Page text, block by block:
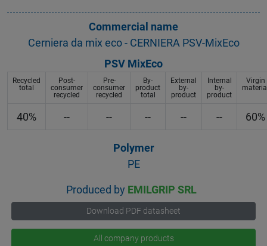
Commercial name
Cerniera da mix eco - CERNIERA PSV-MixEco
PSV MixEco
Recycled
total
Post-
consumer
recycled
Pre-
consumer
recycled
By-
product
total
External
by-
product
Internal
by-
product
Virgin
40% -- -- -- -- -- 60%
Polymer
PE
Produced by EMILGRIP SRL
Download PDF datasheet
All company products